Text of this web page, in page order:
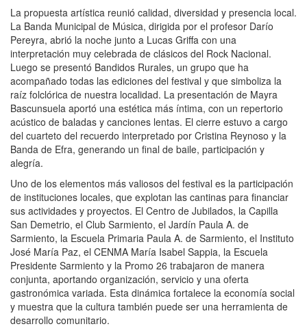
La propuesta artística reunió calidad, diversidad y presencia local.
La Banda Municipal de Música, dirigida por el profesor Darío
Pereyra, abrió la noche junto a Lucas Griffa con una
interpretación muy celebrada de clásicos del Rock Nacional.
Luego se presentó Bandidos Rurales, un grupo que ha
acompañado todas las ediciones del festival y que simboliza la
raíz folclórica de nuestra localidad. La presentación de Mayra
Bascunsuela aportó una estética más íntima, con un repertorio
acústico de baladas y canciones lentas. El cierre estuvo a cargo
del cuarteto del recuerdo interpretado por Cristina Reynoso y la
Banda de Efra, generando un final de baile, participación y
alegría.
Uno de los elementos más valiosos del festival es la participación
de instituciones locales, que explotan las cantinas para financiar
sus actividades y proyectos. El Centro de Jubilados, la Capilla
San Demetrio, el Club Sarmiento, el Jardín Paula A. de
Sarmiento, la Escuela Primaria Paula A. de Sarmiento, el Instituto
José María Paz, el CENMA María Isabel Sappia, la Escuela
Presidente Sarmiento y la Promo 26 trabajaron de manera
conjunta, aportando organización, servicio y una oferta
gastronómica variada. Esta dinámica fortalece la economía social
y muestra que la cultura también puede ser una herramienta de
desarrollo comunitario.